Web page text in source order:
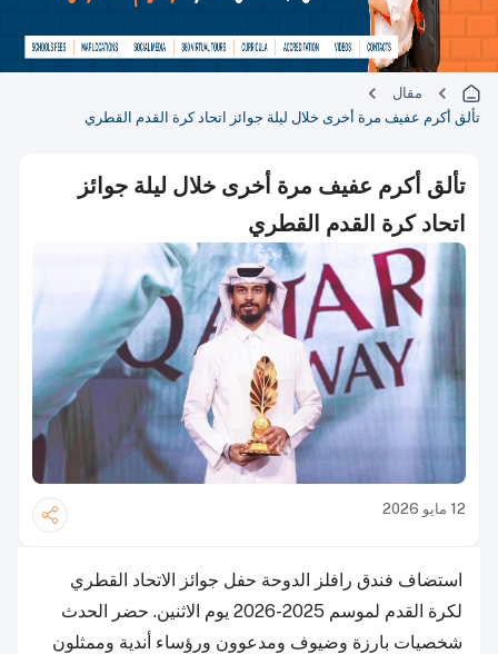
مقال
تألق أكرم عفيف مرة أخرى خلال ليلة جوائز اتحاد كرة القدم القطري
تألق أكرم عفيف مرة أخرى خلال ليلة جوائز
اتحاد كرة القدم القطري
12 مايو 2026
استضاف فندق رافلز الدوحة حفل جوائز الاتحاد القطري
لكرة القدم لموسم 2025-2026 يوم الاثنين. حضر الحدث
شخصيات بارزة وضيوف ومدعوون ورؤساء أندية وممثلون